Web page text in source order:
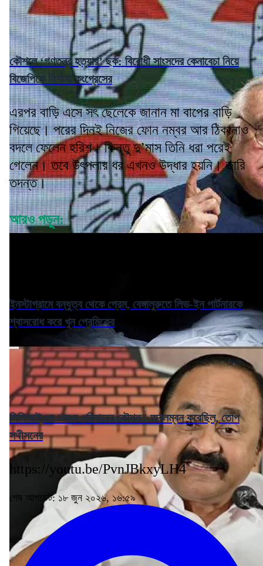
কৌশলে ‘গণতন্ত্র হত্যার’ ছক: বিরোধী সাংসদের কেনাবেচা নিয়ে
বিজেপিকে নিশানা কংগ্রেসের
এরপর বাড়ি এসে সৎ ছেলেকে জানান মা বাপের বাড়ি
গিয়েছে। পরের দিনই নিজের ফোন নম্বর আর ঠিকানাও
বদলে ফেলেন হরিশ। কিন্তু দু’মাস তিনি ধরা পরেই
গেলেন। তবে উৎপলার ধর এখনও উদ্ধার হয়নি। জারি
তদন্ত।
আরও পড়ুন:
ইনস্টাগ্রামে বন্ধুত্ব থেকে প্রেম, বেঙ্গালুরুতে লিভ-ইন পার্টনারকে
শ্বাসরোধ করে খুন প্রেমিকের
সিপিআইএম "সংঘ পরিবারের কৌশল" অবলম্বন করেছিল, তোপ
সথীসনের
https://youtu.be/PvnJBkxyLH4
শেষ আপডেট: ১৮ জুন ২০২৬, ১৬:৫৯